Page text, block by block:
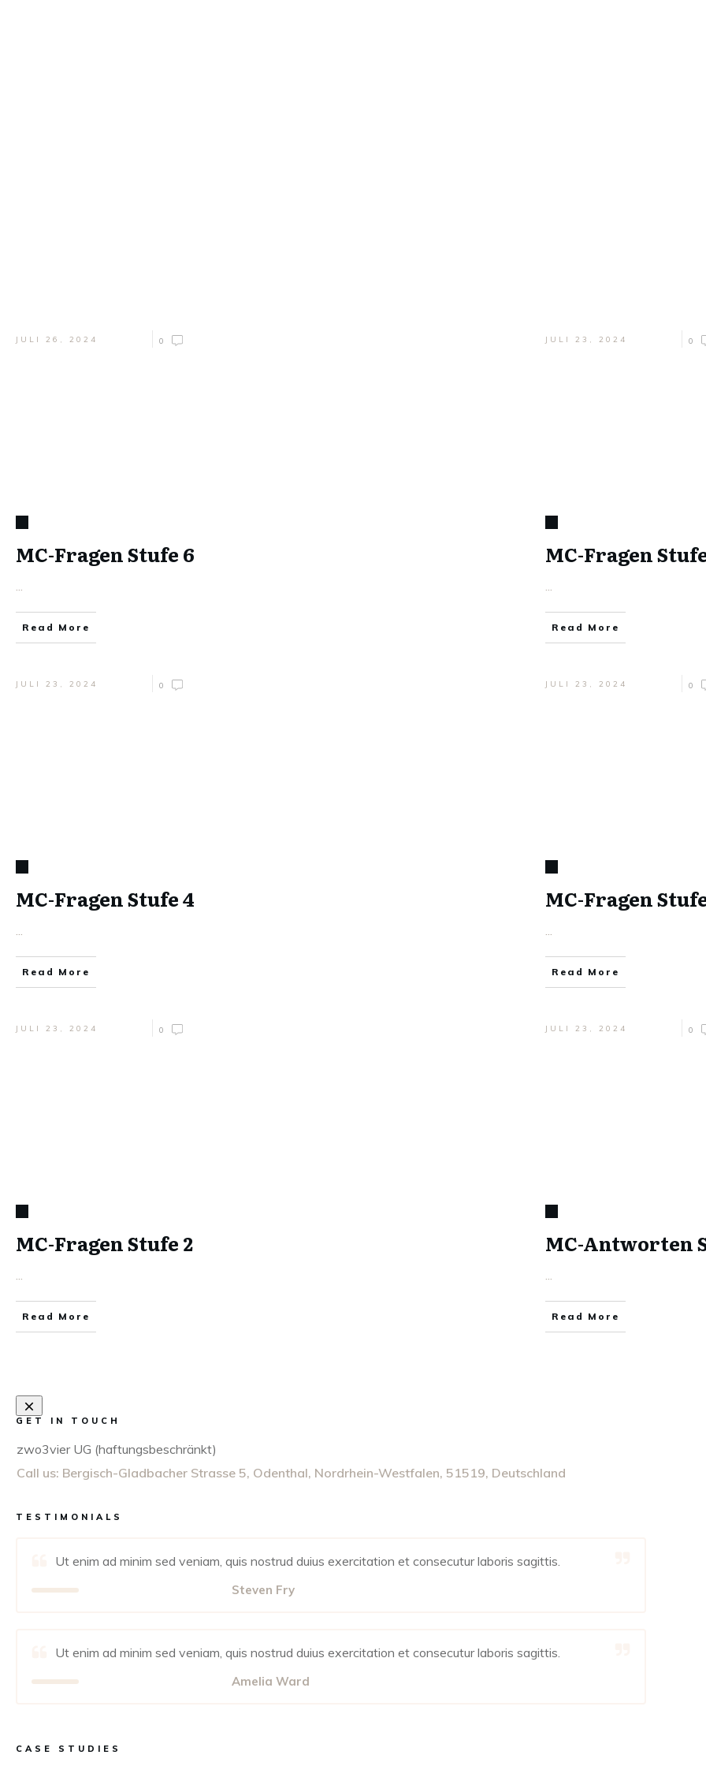
JULI 26, 2024 0
MC-Fragen Stufe 6
...
Read More
JULI 23, 2024 0
MC-Fragen
...
Read More
JULI 23, 2024 0
MC-Fragen Stufe 4
...
Read More
JULI 23, 2024 0
MC-Fragen
...
Read More
JULI 23, 2024 0
MC-Fragen Stufe 2
...
Read More
JULI 23, 2024 0
MC-Antworten
...
Read More
GET IN TOUCH
zwo3vier UG (haftungsbeschränkt)
Call us: Bergisch-Gladbacher Strasse 5, Odenthal, Nordrhein-Westfalen, 51519, Deutschland
TESTIMONIALS
Ut enim ad minim sed veniam, quis nostrud duius exercitation et consecutur laboris sagittis.
Steven Fry
Ut enim ad minim sed veniam, quis nostrud duius exercitation et consecutur laboris sagittis.
Amelia Ward
CASE STUDIES